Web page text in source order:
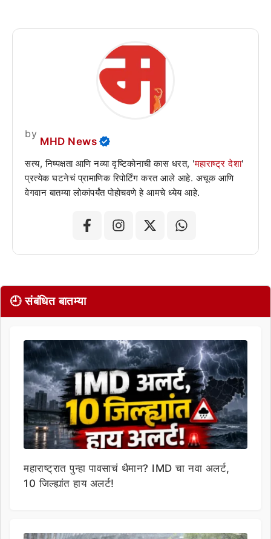
by
MHD News
सत्य, निष्पक्षता आणि नव्या दृष्टिकोनाची कास धरत, 'महाराष्ट्र देशा'
प्रत्येक घटनेचं प्रामाणिक रिपोर्टिंग करत आले आहे. अचूक आणि
वेगवान बातम्या लोकांपर्यंत पोहोचवणे हे आमचे ध्येय आहे.
🕘 संबंधित बातम्या
महाराष्ट्रात पुन्हा पावसाचं थैमान? IMD चा नवा अलर्ट,
10 जिल्ह्यांत हाय अलर्ट!